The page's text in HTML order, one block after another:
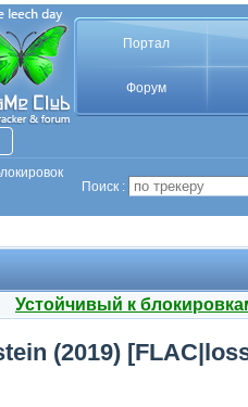
Портал
Форум
Поиск :
Устойчивый к
(2019)